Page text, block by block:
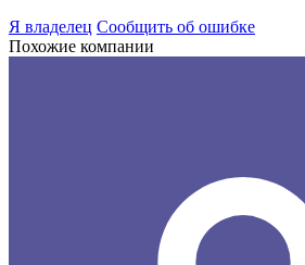
Я владелец Сообщить об ошибке
Похожие компании